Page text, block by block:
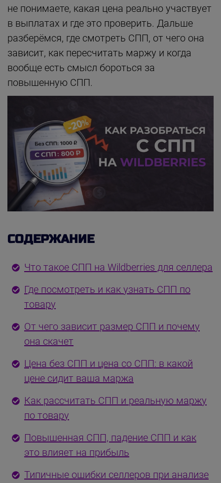
не понимаете, какая цена реально участвует
в выплатах и где это проверить. Дальше
разберёмся, где смотреть СПП, от чего она
зависит, как пересчитать маржу и когда
вообще есть смысл бороться за
повышенную СПП.
СОДЕРЖАНИЕ
Что такое СПП на Wildberries для селлера
Где посмотреть и как узнать СПП по
товару
От чего зависит размер СПП и почему
она скачет
Цена без СПП и цена со СПП: в какой
цене сидит ваша маржа
Как рассчитать СПП и реальную маржу
по товару
Повышенная СПП, падение СПП и как
это влияет на прибыль
Типичные ошибки селлеров при анализе